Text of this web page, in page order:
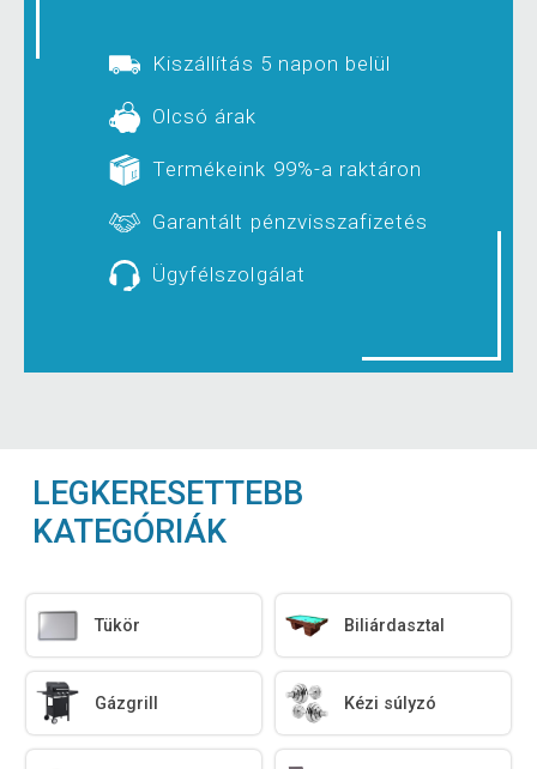
Kiszállítás 5 napon belül
Olcsó árak
Termékeink 99%-a raktáron
Garantált pénzvisszafizetés
Ügyfélszolgálat
LEGKERESETTEBB
KATEGÓRIÁK
Tükör Biliárdasztal
Gázgrill Kézi súlyzó